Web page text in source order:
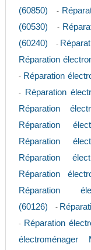
(60850)
-
(60530)
-
(60240)
-
Réparation
- Réparation
- Réparation
Réparation
Réparation
Réparation
Réparation
Réparation
Réparation
(60126)
-
- Réparation
électroménager